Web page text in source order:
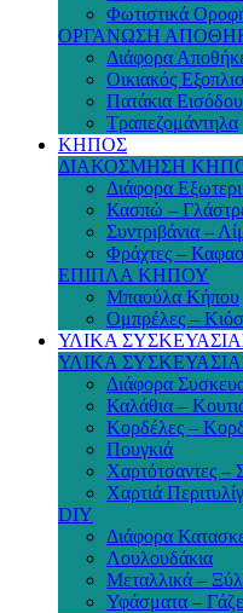
Φωτιστικά
ΟΡΓΑΝΩΣΗ
Διάφορα
Οικιακός
Πατάκια Εισόδου
Τραπεζομάντηλα
ΚΗΠΟΣ
ΔΙΑΚΟΣΜΗΣΗ
Διάφορα
Κασπώ –
Συντριβάνια –
Φράχτες –
ΕΠΙΠΛΑ ΚΗΠΟΥ
Μπαούλα Κήπου
Ομπρέλες –
ΥΛΙΚΑ
ΥΛΙΚΑ
Διάφορα
Καλάθια –
Κορδέλες –
Πουγκιά
Χαρτότσαντες –
Χαρτιά
DIY
Διάφορα
Λουλουδάκια
Μεταλλικά –
Υφάσματα –